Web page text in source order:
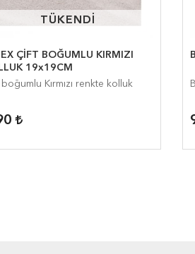
TÜKENDİ
TÜKENDİ
ÇİFT BOĞUMLU KIRMIZI
19x19CM
Kırmızı renkte kolluk